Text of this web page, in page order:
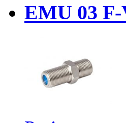
EMU 03 F-